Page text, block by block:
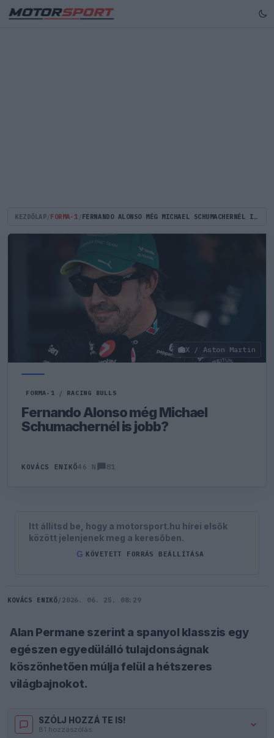
KEZDŐLAP FORMA-1 FERNANDO ALONSO MÉG MICHAEL SCHUMACHERNÉL IS JOBB?
X / Aston Martin
FORMA-1 / RACING BULLS
Fernando Alonso még Michael
Schumachernél is jobb?
KOVÁCS ENIKŐ46 N 81
Itt állítsd be, hogy a motorsport.hu hírei elsők
között jelenjenek meg a keresőben.
G KÖVETETT FORRÁS BEÁLLÍTÁSA
KOVÁCS ENIKŐ/ 2026. 06. 25. 08:29
Alan Permane szerint a spanyol klasszis egy
egészen egyedülálló tulajdonságnak
köszönhetően múlja felül a hétszeres
világbajnokot.
SZÓLJ HOZZÁ TE IS!
81 hozzászólás.